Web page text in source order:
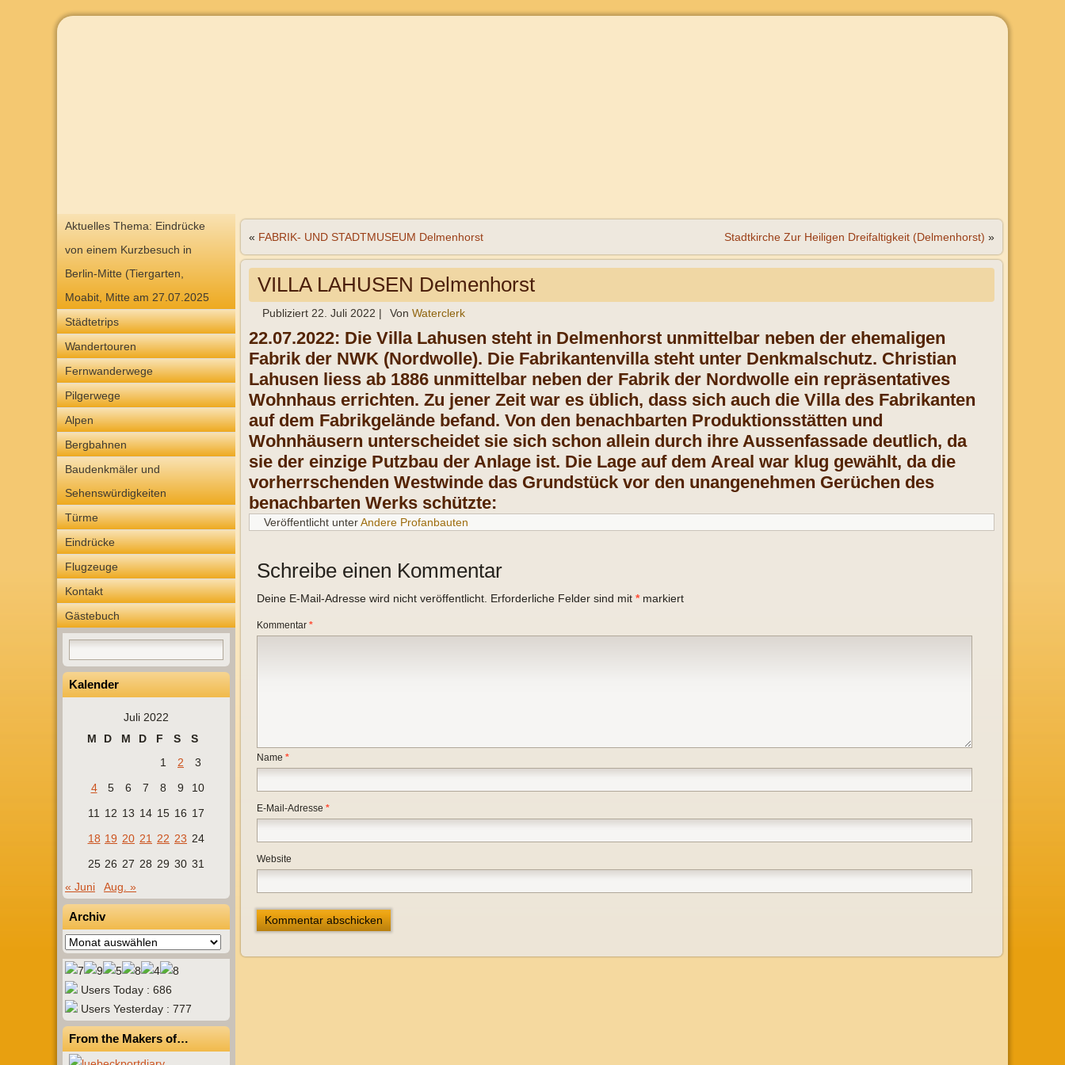
Aktuelles Thema: Eindrücke
von einem Kurzbesuch in
Berlin-Mitte (Tiergarten,
Moabit, Mitte am 27.07.2025
Städtetrips
Wandertouren
Fernwanderwege
Pilgerwege
Alpen
Bergbahnen
Baudenkmäler und
Sehenswürdigkeiten
Türme
Eindrücke
Flugzeuge
Kontakt
Gästebuch
Kalender
Juli 2022
M
D M D F S
S
1
2
3
4
5 6 7 8 9
10
11
12 13 14 15 16 17
18 19 20 21 22 23 24
25 26 27 28 29 30 31
« Juni
Aug. »
Archiv
Archiv
Users Today : 686
Users Yesterday : 777
From the Makers of…
« FABRIK- UND STADTMUSEUM Delmenhorst Stadtkirche Zur Heiligen Dreifaltigkeit (Delmenhorst) »
VILLA LAHUSEN Delmenhorst
Publiziert 22. Juli 2022 | Von Waterclerk
22.07.2022: Die Villa Lahusen steht in Delmenhorst unmittelbar neben der ehemaligen
Fabrik der NWK (Nordwolle). Die Fabrikantenvilla steht unter Denkmalschutz. Christian
Lahusen liess ab 1886 unmittelbar neben der Fabrik der Nordwolle ein repräsentatives
Wohnhaus errichten. Zu jener Zeit war es üblich, dass sich auch die Villa des Fabrikanten
auf dem Fabrikgelände befand. Von den benachbarten Produktionsstätten und
Wohnhäusern unterscheidet sie sich schon allein durch ihre Aussenfassade deutlich, da
sie der einzige Putzbau der Anlage ist. Die Lage auf dem Areal war klug gewählt, da die
vorherrschenden Westwinde das Grundstück vor den unangenehmen Gerüchen des
benachbarten Werks schützte:
Veröffentlicht unterAndere Profanbauten
Schreibe einen Kommentar
Deine E-Mail-Adresse wird nicht veröffentlicht. Erforderliche Felder sind mit *markiert
Kommentar *
Name *
E-Mail-Adresse *
Website